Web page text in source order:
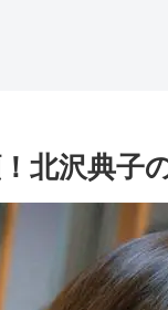
北沢典子